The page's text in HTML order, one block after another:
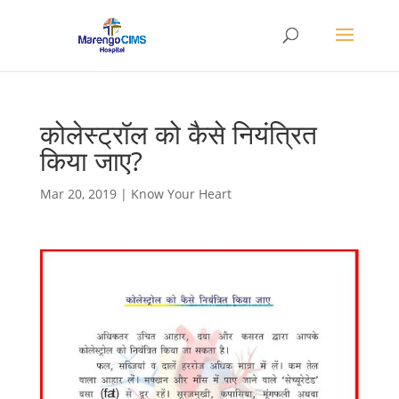
कोलेस्ट्रॉल को कैसे नियंत्रित
किया जाए?
Mar 20, 2019| Know Your Heart